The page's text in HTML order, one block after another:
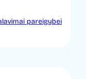
pareigybei